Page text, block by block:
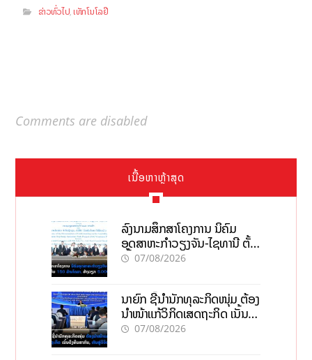
ຂ່າວທົ່ວໄປ,ເທັກໂນໂລຢີ
Comments are disabled
ເນື້ອຫາຫຼ້າສຸດ
ລົງນາມສຶກສາໂຄງການ ນິຄົມ
ອຸດສາຫະກຳວຽງຈັນ-ໄຊທານີ ຕັ້ງ
ເປົ້າດຶງທຶນ 150 ລ້ານໂດລາ, ສ້າງ
07/08/2026
ນາຍົກ ຊີ້ນຳນັກທຸລະກິດໜຸ່ມ ຕ້ອງ
ນຳໜ້າແກ້ວິກິດເສດຖະກິດ ເນັ້ນດຶງ
ທຶນສາກົນ, ຫັນສູ່ດິຈິຕອນ
07/08/2026